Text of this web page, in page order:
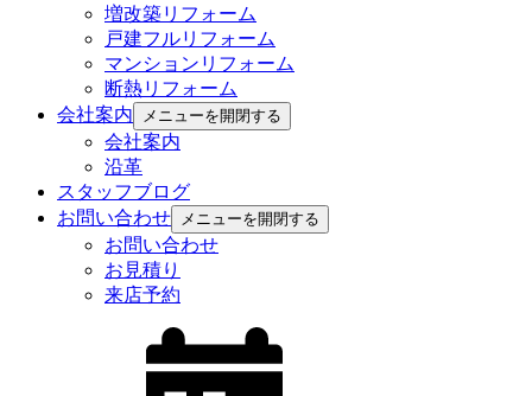
増改築リフォーム
戸建フルリフォーム
マンションリフォーム
断熱リフォーム
会社案内
メニューを開閉する
会社案内
沿革
スタッフブログ
お問い合わせ
メニューを開閉する
お問い合わせ
お見積り
来店予約